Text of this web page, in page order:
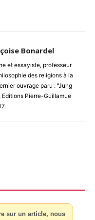
Bonardel
et essayiste, professeur
des religions à la
ouvrage paru : "Jung
Editions Pierre-Guillamue
sur un article, nous